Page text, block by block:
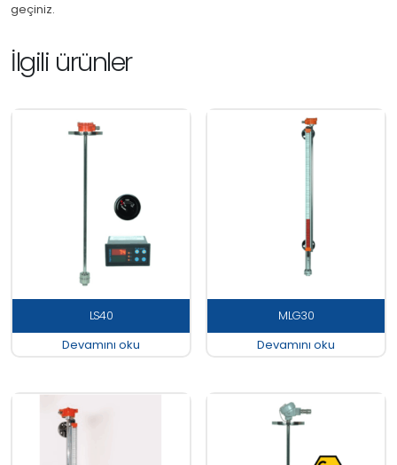
geçiniz.
İlgili ürünler
LS40
Devamını oku
MLG30
Devamını oku